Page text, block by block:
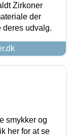
Zirkoner
der
udvalg.
smykker og
her for at se